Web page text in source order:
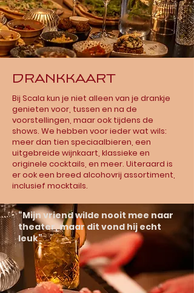
Drankkaart
Bij Scala kun je niet alleen van je drankje
genieten voor, tussen en na de
voorstellingen, maar ook tijdens de
shows. We hebben voor ieder wat wils:
meer dan tien speciaalbieren, een
uitgebreide wijnkaart, klassieke en
originele cocktails, en meer. Uiteraard is
er ook een breed alcohovrij assortiment,
inclusief mocktails.
“Mijn vriend wilde nooit mee naar
theater, maar dit vond hij echt
leuk”